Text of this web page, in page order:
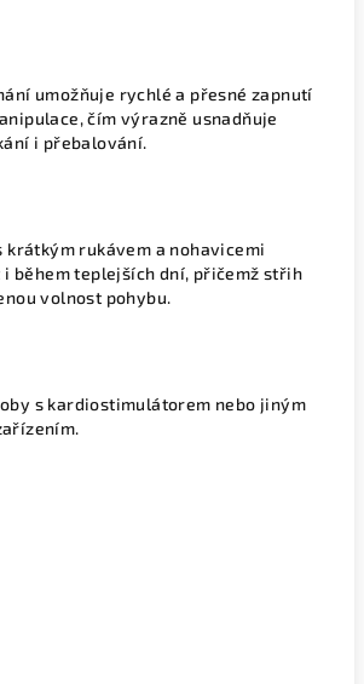
umožňuje rychlé a přesné zapnutí
čím výrazně usnadňuje
i přebalování.
krátkým rukávem a nohavicemi
během teplejších dní, přičemž střih
volnost pohybu.
s kardiostimulátorem nebo jiným